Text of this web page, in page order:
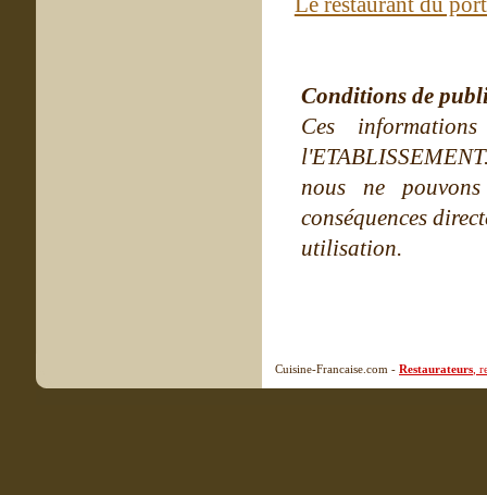
Conditions de
Ces
nous ne
conséquences
utilisation.
Cuisine-Francaise.com - Restaurateurs ,